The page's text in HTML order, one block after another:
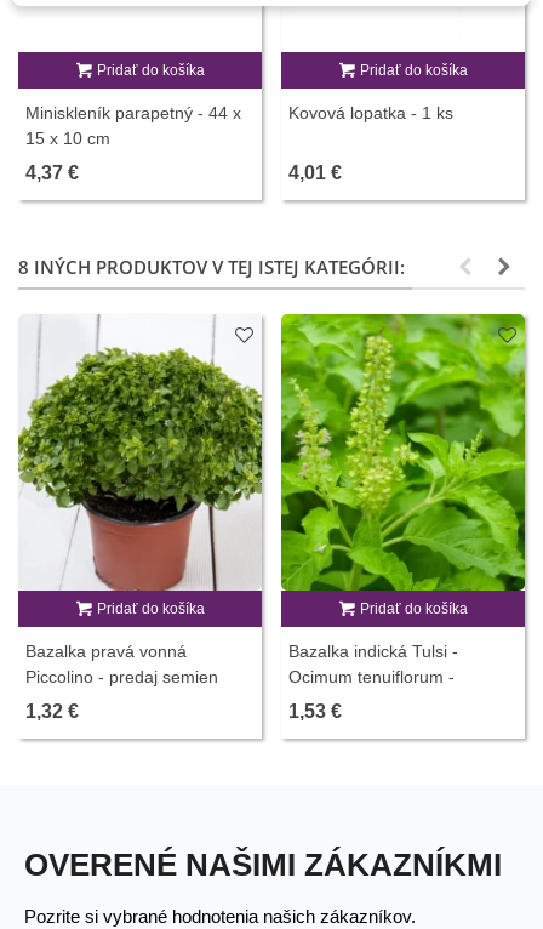
Pridať do košíka
Miniskleník parapetný - 44 x
15 x 10 cm
4,37 €
Pridať do košíka
Kovová lopatka - 1 ks
4,01 €
8 INÝCH PRODUKTOV V TEJ ISTEJ KATEGÓRII:
Pridať do košíka
Bazalka pravá vonná
Piccolino - predaj semien
bazalky - Ocimum - 200 ks
1,32 €
Pridať do košíka
Bazalka indická Tulsi -
Ocimum tenuiflorum -
semiačka - 50 ks
1,53 €
OVERENÉ NAŠIMI ZÁKAZNÍKMI
Pozrite si vybrané hodnotenia našich zákazníkov.